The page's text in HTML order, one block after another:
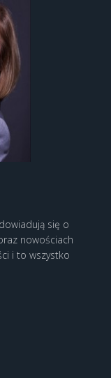
się o
nowościach
i to wszystko